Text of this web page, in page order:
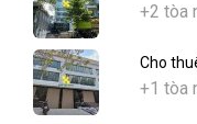
+2 tòa
Cho
+1 tòa